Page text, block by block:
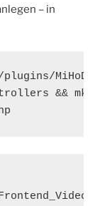
– in
plugins/
&&